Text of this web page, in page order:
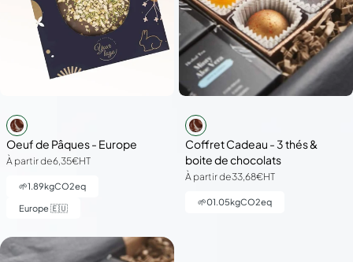
Oeuf de Pâques - Europe
À partir de6,35€HT
🌱1.89kgCO2eq
Europe 🇪🇺
Coffret Cadeau - 3 thés &
boite de chocolats
À partir de33,68€HT
🌱01.05kgCO2eq